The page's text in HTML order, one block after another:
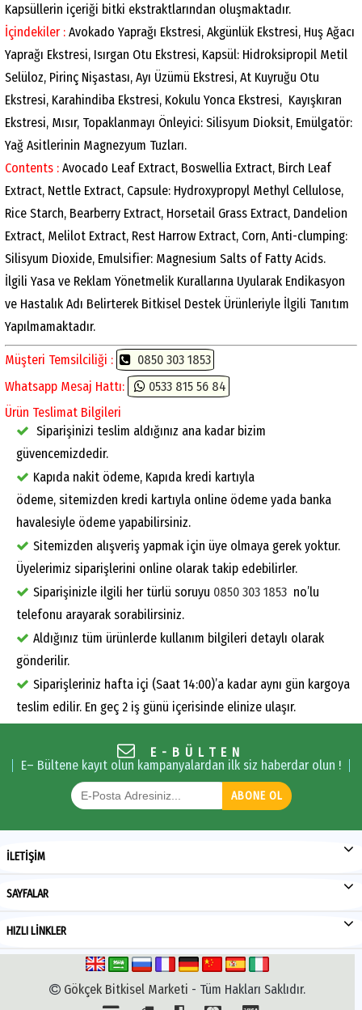
Kapsüllerin içeriği bitki ekstraktlarından oluşmaktadır.
İçindekiler : Avokado Yaprağı Ekstresi, Akgünlük Ekstresi, Huş Ağacı
Yaprağı Ekstresi, Isırgan Otu Ekstresi, Kapsül: Hidroksipropil Metil
Selüloz, Pirinç Nişastası, Ayı Üzümü Ekstresi, At Kuyruğu Otu
Ekstresi, Karahindiba Ekstresi, Kokulu Yonca Ekstresi, Kayışkıran
Ekstresi, Mısır, Topaklanmayı Önleyici: Silisyum Dioksit, Emülgatör:
Yağ Asitlerinin Magnezyum Tuzları.
Contents : Avocado Leaf Extract, Boswellia Extract, Birch Leaf
Extract, Nettle Extract, Capsule: Hydroxypropyl Methyl Cellulose,
Rice Starch, Bearberry Extract, Horsetail Grass Extract, Dandelion
Extract, Melilot Extract, Rest Harrow Extract, Corn, Anti-clumping:
Silisyum Dioxide, Emulsifier: Magnesium Salts of Fatty Acids.
İlgili Yasa ve Reklam Yönetmelik Kurallarına Uyularak Endikasyon
ve Hastalık Adı Belirterek Bitkisel Destek Ürünleriyle İlgili Tanıtım
Yapılmamaktadır.
Müşteri Temsilciliği :
0850 303 1853
Whatsapp Mesaj Hattı:
0533 815 56 84
Ürün Teslimat Bilgileri
Siparişinizi teslim aldığınız ana kadar bizim
güvencemizdedir.
Kapıda nakit ödeme, Kapıda kredi kartıyla
ödeme, sitemizden kredi kartıyla online ödeme yada banka
havalesiyle ödeme yapabilirsiniz.
Sitemizden alışveriş yapmak için üye olmaya gerek yoktur.
Üyelerimiz siparişlerini online olarak takip edebilirler.
Siparişinizle ilgili her türlü soruyu 0850 303 1853 no’lu
telefonu arayarak sorabilirsiniz.
Aldığınız tüm ürünlerde kullanım bilgileri detaylı olarak
gönderilir.
Siparişleriniz hafta içi (Saat 14:00)’a kadar aynı gün kargoya
teslim edilir. En geç 2 iş günü içerisinde elinize ulaşır.
E-BÜLTEN
E– Bültene kayıt olun kampanyalardan ilk siz haberdar olun !
ABONE OL
İLETİŞİM
SAYFALAR
HIZLI LİNKLER
Gökçek Bitkisel Marketi - Tüm Hakları Saklıdır.